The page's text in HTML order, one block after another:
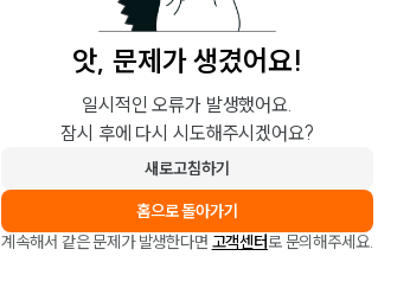
앗, 문제가 생겼어요!
일시적인 오류가 발생했어요.
잠시 후에 다시 시도해주시겠어요?
새로고침하기
홈으로 돌아가기
계속해서 같은 문제가 발생한다면 고객센터로 문의해주세요.